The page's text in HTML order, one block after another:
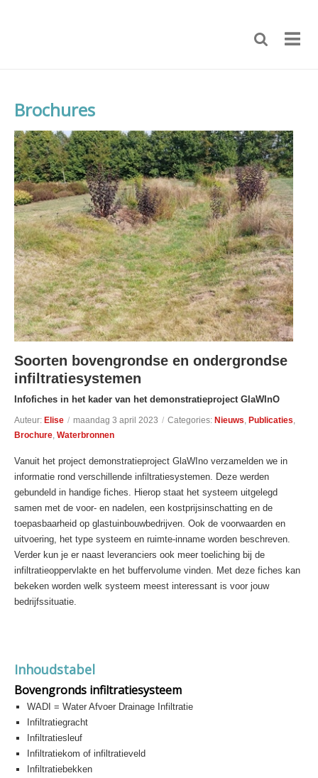
Brochures
Soorten bovengrondse en ondergrondse
infiltratiesystemen
Infofiches in het kader van het demonstratieproject GlaWInO
Auteur: Elise / maandag 3 april 2023 / Categories: Nieuws Publicaties
Brochure Waterbronnen
Vanuit het project demonstratieproject GlaWIno verzamelden we in
informatie rond verschillende infiltratiesystemen. Deze werden
gebundeld in handige fiches. Hierop staat het systeem uitgelegd
samen met de voor- en nadelen, een kostprijsinschatting en de
toepasbaarheid op glastuinbouwbedrijven. Ook de voorwaarden en
uitvoering, het type systeem en ruimte-inname worden beschreven.
Verder kun je er naast leveranciers ook meer toeliching bij de
infiltratieoppervlakte en het buffervolume vinden. Met deze fiches kan
bekeken worden welk systeem meest interessant is voor jouw
bedrijfssituatie.
Inhoudstabel
Bovengronds infiltratiesysteem
WADI = Water Afvoer Drainage Infiltratie
Infiltratiegracht
Infiltratiesleuf
Infiltratiekom of infiltratieveld
Infiltratiebekken